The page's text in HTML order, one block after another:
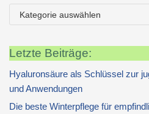
Letzte Beiträge:
Hyaluronsäure als Schlüssel zur
und Anwendungen
Die beste Winterpflege für